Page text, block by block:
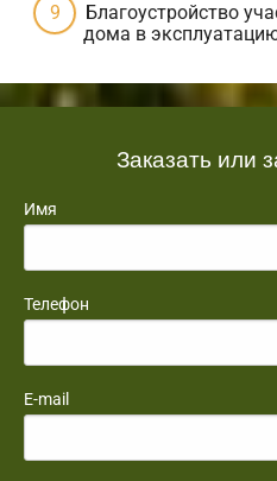
Благоустройство
дома в
Заказать или
Имя
Телефон
E-mail